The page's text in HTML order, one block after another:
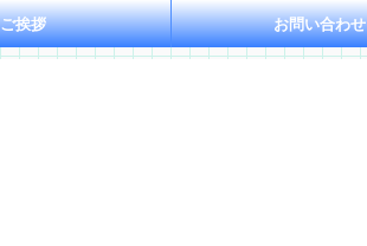
ご挨拶 お問い合わせ